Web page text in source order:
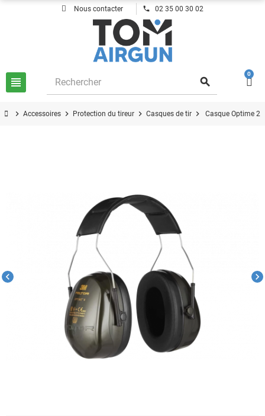
Nous contacter phone 02 35 00 30 02
view_headline search
0
chevron_right Accessoires chevron_right Protection du tireur chevron_right Casques de tir chevron_right Casque Optime 2
chevron_left chevron_right